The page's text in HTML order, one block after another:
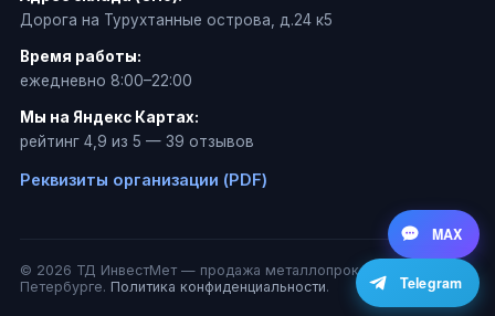
Дорога на Турухтанные острова, д.24 к5
Время работы:
ежедневно 8:00–22:00
Мы на Яндекс Картах:
рейтинг 4,9 из 5 — 39 отзывов
Реквизиты организации (PDF)
© 2026 ТД ИнвестМет — продажа металлопроката в Санкт-
Петербурге. Политика конфиденциальности.
MAX
Telegram